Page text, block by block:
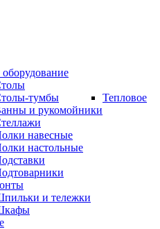
тумбы
и рукомойники
навесные
настольные
и тележки
Тепловое